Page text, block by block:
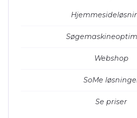
Webshop
SoMe
Se priser